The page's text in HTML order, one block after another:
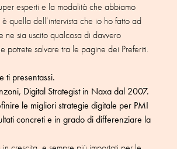
esperti e la modalità che abbiamo
è quella dell’intervista che io ho fatto ad
ne sia uscito qualcosa di davvero
potrete salvare tra le pagine dei Preferiti.
ti presentassi.
Digital Strategist in Naxa dal 2007.
le migliori strategie digitale per PMI
concreti e in grado di differenziare la